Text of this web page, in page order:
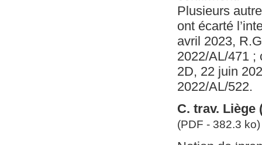
Plusieurs
ont écarté
avril 2023,
2022/AL/471 ;
2D, 22 juin
2022/AL/522.
C. trav. Liège
(PDF - 382.3 ko)